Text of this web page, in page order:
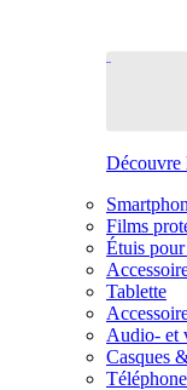
Découvre
Films
Étuis
Tablette
Audio- et
Casques